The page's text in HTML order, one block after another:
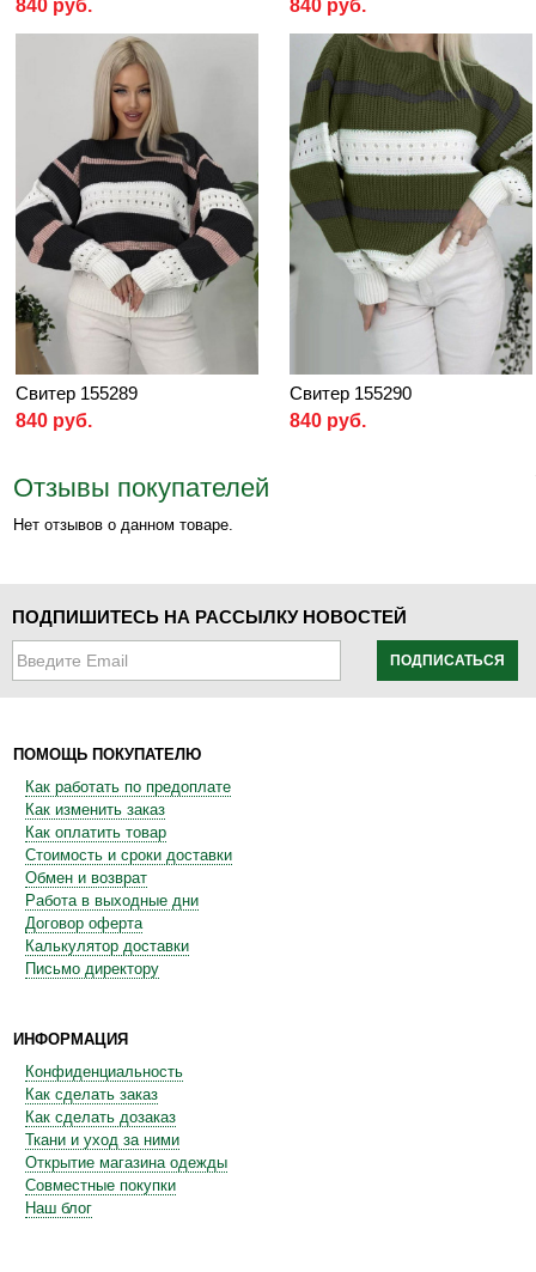
840 руб.
840 руб.
Свитер 155289
840 руб.
Свитер 155290
840 руб.
Отзывы покупателей
Нет отзывов о данном товаре.
ПОДПИШИТЕСЬ НА РАССЫЛКУ НОВОСТЕЙ
ПОДПИСАТЬСЯ
ПОМОЩЬ ПОКУПАТЕЛЮ
Как работать по предоплате
Как изменить заказ
Как оплатить товар
Стоимость и сроки доставки
Обмен и возврат
Работа в выходные дни
Договор оферта
Калькулятор доставки
Письмо директору
ИНФОРМАЦИЯ
Конфиденциальность
Как сделать заказ
Как сделать дозаказ
Ткани и уход за ними
Открытие магазина одежды
Совместные покупки
Наш блог